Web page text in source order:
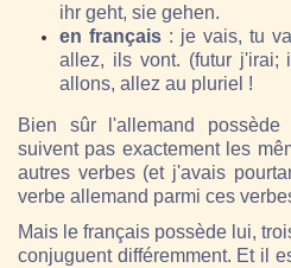
ihr geht, sie gehen.
en français : je vais, tu
allez, ils vont. (futur j'irai;
allons, allez au pluriel !
Bien sûr l'allemand
suivent pas exactement les
autres verbes (et j'avais
verbe allemand parmi ces
Mais le français possède lui,
conjuguent différemment. Et il